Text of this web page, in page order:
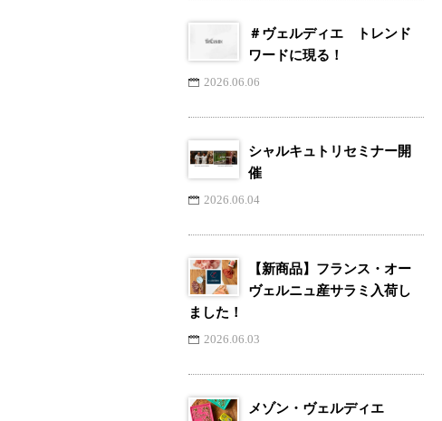
＃ヴェルディエ トレンド
ワードに現る！
2026.06.06
シャルキュトリセミナー開
催
2026.06.04
【新商品】フランス・オー
ヴェルニュ産サラミ入荷し
ました！
2026.06.03
メゾン・ヴェルディエ